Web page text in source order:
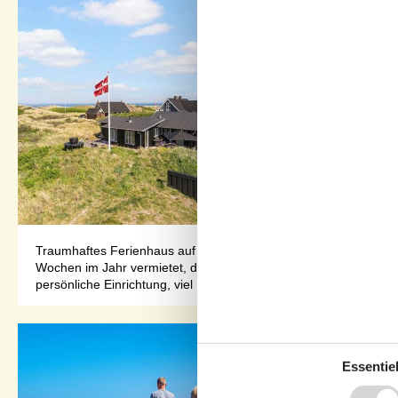
Traumhaftes Ferienhaus auf einem großen Dünengrundstück
Wochen im Jahr vermietet, da die Eigentümer es selbst das
persönliche Einrichtung, viel P...